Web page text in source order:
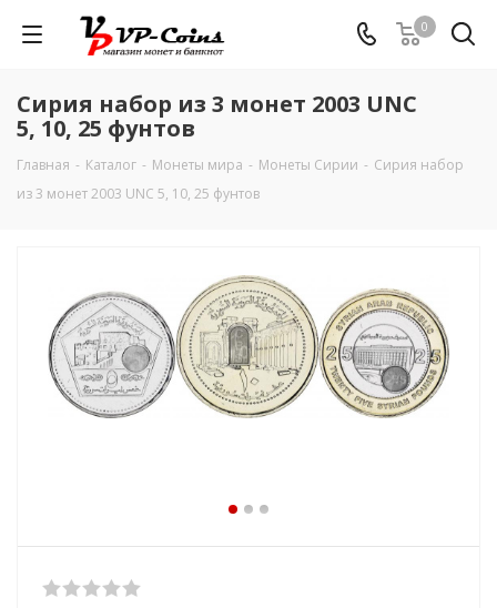
0
Сирия набор из 3 монет 2003 UNC
5, 10, 25 фунтов
Главная - Каталог - Монеты мира - Монеты Сирии - Сирия набор
из 3 монет 2003 UNC 5, 10, 25 фунтов